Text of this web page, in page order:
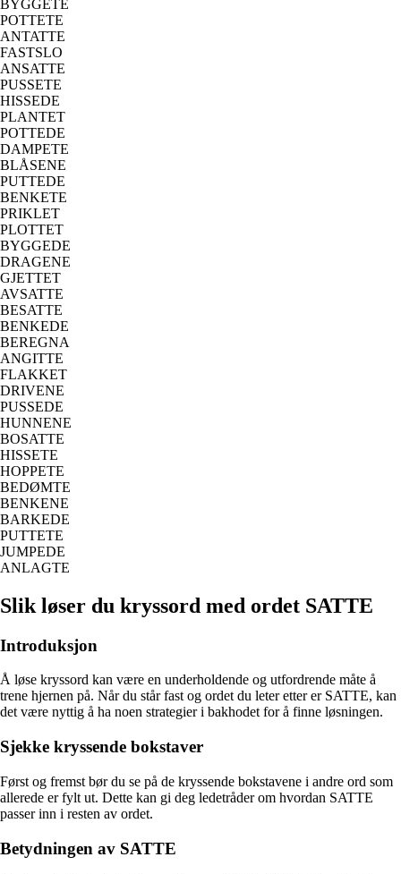
BYGGETE
POTTETE
ANTATTE
FASTSLO
ANSATTE
PUSSETE
HISSEDE
PLANTET
POTTEDE
DAMPETE
BLÅSENE
PUTTEDE
BENKETE
PRIKLET
PLOTTET
BYGGEDE
DRAGENE
GJETTET
AVSATTE
BESATTE
BENKEDE
BEREGNA
ANGITTE
FLAKKET
DRIVENE
PUSSEDE
HUNNENE
BOSATTE
HISSETE
HOPPETE
BEDØMTE
BENKENE
BARKEDE
PUTTETE
JUMPEDE
ANLAGTE
Slik løser du kryssord med ordet SATTE
Introduksjon
Å løse kryssord kan være en underholdende og utfordrende måte å
trene hjernen på. Når du står fast og ordet du leter etter er SATTE, kan
det være nyttig å ha noen strategier i bakhodet for å finne løsningen.
Sjekke kryssende bokstaver
Først og fremst bør du se på de kryssende bokstavene i andre ord som
allerede er fylt ut. Dette kan gi deg ledetråder om hvordan SATTE
passer inn i resten av ordet.
Betydningen av SATTE